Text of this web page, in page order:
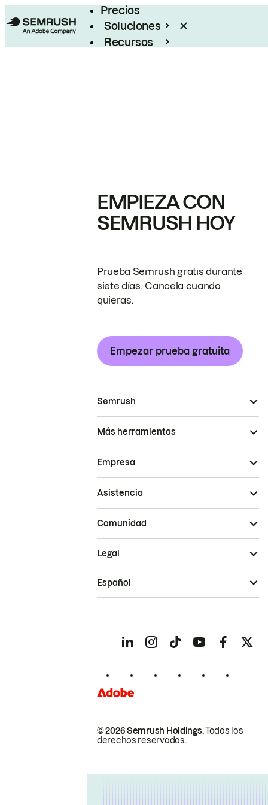
Precios
Soluciones
Recursos
EMPIEZA CON
SEMRUSH HOY
Prueba Semrush gratis durante
siete días. Cancela cuando
quieras.
Empezar prueba gratuita
Semrush
Más herramientas
Empresa
Asistencia
Comunidad
© 2026 Semrush Holdings.Todos los
derechos reservados.
Legal
Español